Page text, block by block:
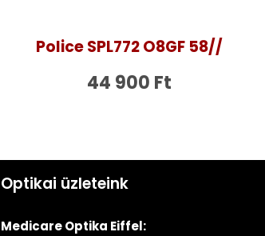
Police SPL772 O8GF 58//
44 900 Ft
Optikai üzleteink
Medicare Optika Eiffel: